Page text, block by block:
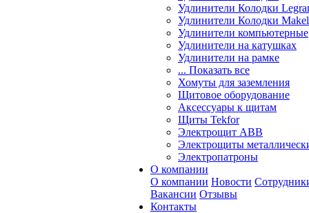
Удлинители Колодки
Удлинители Колодки Makel
Удлинители компьютерные
Удлинители на катушках
Удлинители на рамке
... Показать все
Хомуты для заземления
Щитовое оборудование
Аксессуары к щитам
Щиты Tekfor
Электрощит АВВ
Электрощиты
Электропатроны
О компании
О компании Новости
Вакансии Отзывы
Контакты